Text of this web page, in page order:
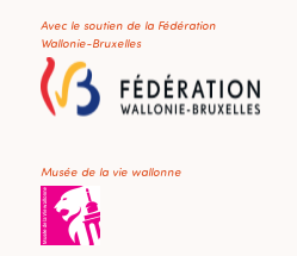
Avec le soutien de la Fédération
Wallonie-Bruxelles
Musée de la vie wallonne